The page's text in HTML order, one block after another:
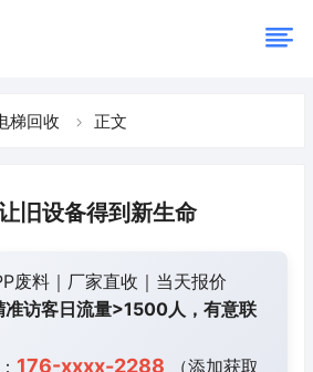
梯回收 正文
旧设备得到新生命
废料｜厂家直收｜当天报价
准访客日流量>1500人，有意联
176-xxxx-2288 （添加获取